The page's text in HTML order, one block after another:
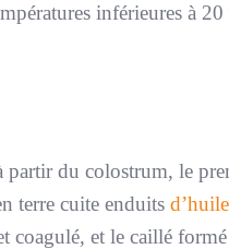
inférieures à
du colostrum, le
terre cuite enduits
coagulé, et le caillé